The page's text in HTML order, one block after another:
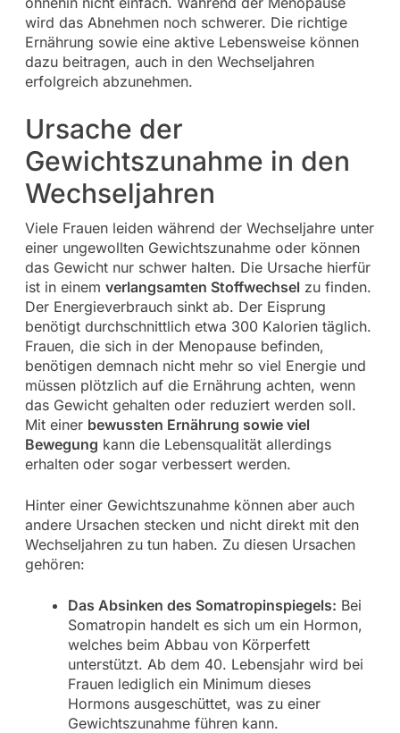
wird das Abnehmen noch schwerer. Die richtige
Ernährung sowie eine aktive Lebensweise können
dazu beitragen, auch in den Wechseljahren
erfolgreich abzunehmen.
Ursache der
Gewichtszunahme in den
Wechseljahren
Viele Frauen leiden während der Wechseljahre unter
einer ungewollten Gewichtszunahme oder können
das Gewicht nur schwer halten. Die Ursache hierfür
ist in einem verlangsamten Stoffwechsel zu finden.
Der Energieverbrauch sinkt ab. Der Eisprung
benötigt durchschnittlich etwa 300 Kalorien täglich.
Frauen, die sich in der Menopause befinden,
benötigen demnach nicht mehr so viel Energie und
müssen plötzlich auf die Ernährung achten, wenn
das Gewicht gehalten oder reduziert werden soll.
Mit einer bewussten Ernährung sowie viel
Bewegung kann die Lebensqualität allerdings
erhalten oder sogar verbessert werden.
Hinter einer Gewichtszunahme können aber auch
andere Ursachen stecken und nicht direkt mit den
Wechseljahren zu tun haben. Zu diesen Ursachen
gehören:
Das Absinken des Somatropinspiegels: Bei
Somatropin handelt es sich um ein Hormon,
welches beim Abbau von Körperfett
unterstützt. Ab dem 40. Lebensjahr wird bei
Frauen lediglich ein Minimum dieses
Hormons ausgeschüttet, was zu einer
Gewichtszunahme führen kann.